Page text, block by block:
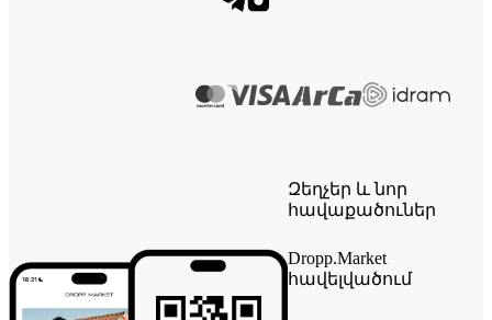
Զեղչեր և նոր
հավաքածուներ
Dropp.Market
հավելվածում